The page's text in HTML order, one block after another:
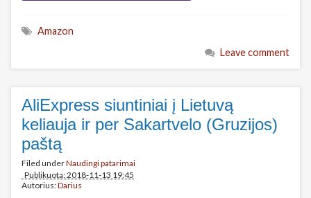
Amazon
Leave comment
AliExpress siuntiniai į Lietuvą
keliauja ir per Sakartvelo (Gruzijos)
paštą
Filed underNaudingi patarimai
Publikuota: 2018-11-13 19:45
Autorius:Darius